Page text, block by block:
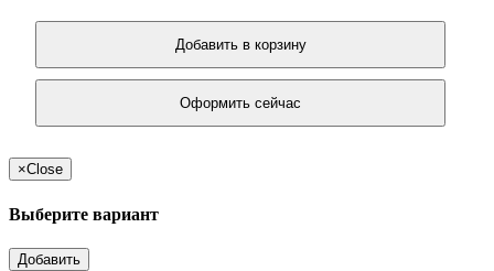
Добавить в корзину
Оформить сейчас
×Close
Выберите вариант
Добавить